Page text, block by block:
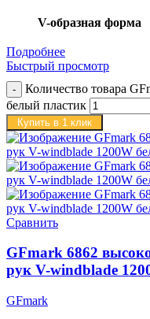
V-образная форма
Подробнее
Быстрый просмотр
Количество товара
белый пластик
Купить в 1 клик
Сравнить
GFmark 6862
рук V-windblade
GFmark